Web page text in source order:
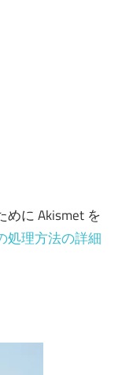
めに Akismet を
処理方法の詳細